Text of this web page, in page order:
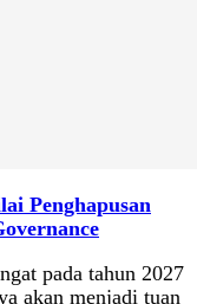
Penghapusan
pada tahun 2027
akan menjadi tuan